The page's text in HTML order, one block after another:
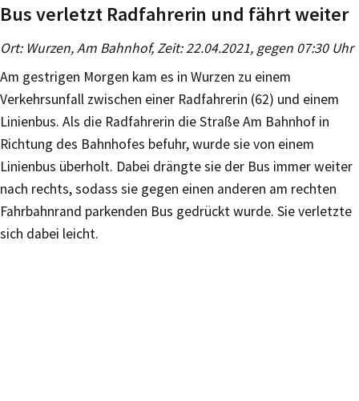
Bus verletzt Radfahrerin und fährt weiter
Ort: Wurzen, Am Bahnhof, Zeit: 22.04.2021, gegen 07:30 Uhr
Am gestrigen Morgen kam es in Wurzen zu einem
Verkehrsunfall zwischen einer Radfahrerin (62) und einem
Linienbus. Als die Radfahrerin die Straße Am Bahnhof in
Richtung des Bahnhofes befuhr, wurde sie von einem
Linienbus überholt. Dabei drängte sie der Bus immer weiter
nach rechts, sodass sie gegen einen anderen am rechten
Fahrbahnrand parkenden Bus gedrückt wurde. Sie verletzte
sich dabei leicht.